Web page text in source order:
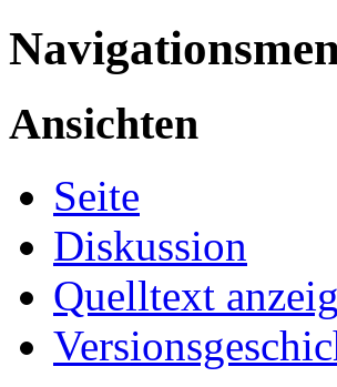
Ansichten
Seite
Diskussion
Quelltext